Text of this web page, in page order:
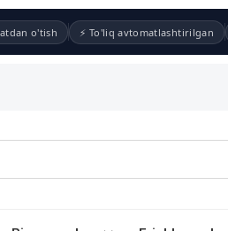
o'tish ⚡ To'liq avtomatlashtirilgan